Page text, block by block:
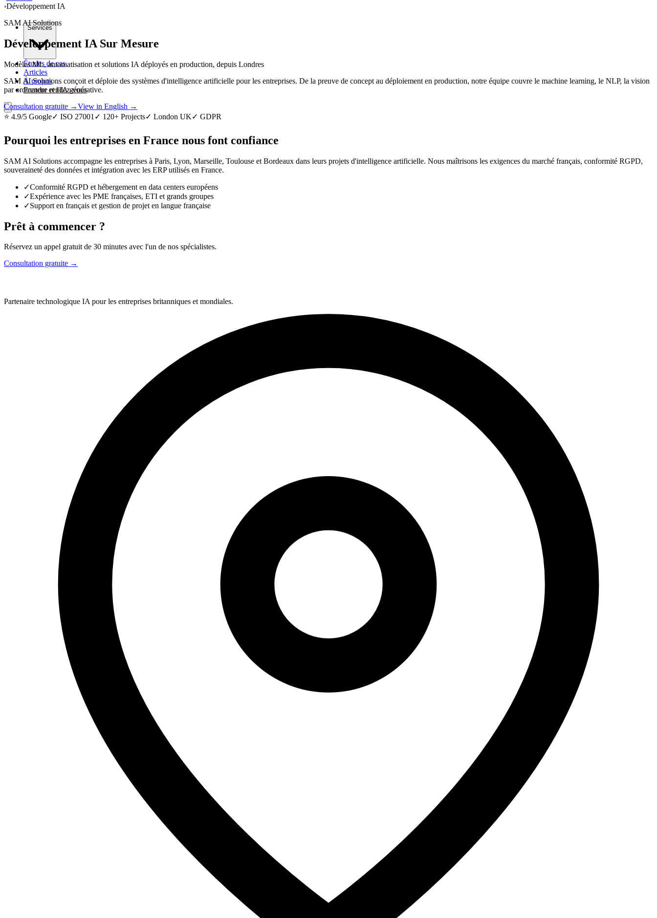
Services
Études de cas
Articles
À propos
Prendre rendez-vous
›Développement IA
SAM AI Solutions
Développement IA Sur Mesure
Modèles ML, automatisation et solutions IA déployés en production, depuis Londres
SAM AI Solutions conçoit et déploie des systèmes d'intelligence artificielle pour les entreprises. De la preuve de concept au déploiement en production, notre équipe couvre le machine learning, le NLP, la vision
par ordinateur et l'IA générative.
Consultation gratuite →View in English →
⭐ 4.9/5 Google✓ ISO 27001 ✓ 120+ Projects✓ London UK✓ GDPR
Pourquoi les entreprises en France nous font confiance
SAM AI Solutions accompagne les entreprises à Paris, Lyon, Marseille, Toulouse et Bordeaux dans leurs projets d'intelligence artificielle. Nous maîtrisons les exigences du marché français, conformité RGPD,
souveraineté des données et intégration avec les ERP utilisés en France.
✓Conformité RGPD et hébergement en data centers européens
✓Expérience avec les PME françaises, ETI et grands groupes
✓Support en français et gestion de projet en langue française
Prêt à commencer ?
Réservez un appel gratuit de 30 minutes avec l'un de nos spécialistes.
Consultation gratuite →
Partenaire technologique IA pour les entreprises britanniques et mondiales.